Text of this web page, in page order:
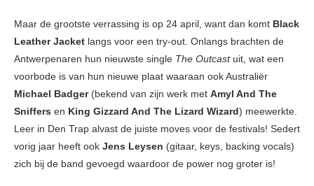
Maar de grootste verrassing is op 24 april, want dan komt Black
Leather Jacket langs voor een try-out. Onlangs brachten de
Antwerpenaren hun nieuwste single The Outcast uit, wat een
voorbode is van hun nieuwe plaat waaraan ook Australiër
Michael Badger(bekend van zijn werk met Amyl And The
Sniffers en King Gizzard And The Lizard Wizard) meewerkte.
Leer in Den Trap alvast de juiste moves voor de festivals! Sedert
vorig jaar heeft ook Jens Leysen (gitaar, keys, backing vocals)
zich bij de band gevoegd waardoor de power nog groter is!